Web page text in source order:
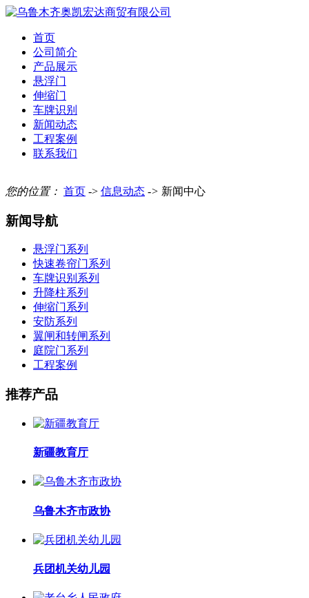
首页
公司简介
产品展示
悬浮门
伸缩门
车牌识别
新闻动态
工程案例
联系我们
您的位置： 首页 -> 信息动态 -> 新闻中心
新闻导航
悬浮门系列
快速卷帘门系列
车牌识别系列
升降柱系列
伸缩门系列
安防系列
翼闸和转闸系列
庭院门系列
工程案例
推荐产品
新疆教育厅
乌鲁木齐市政协
兵团机关幼儿园